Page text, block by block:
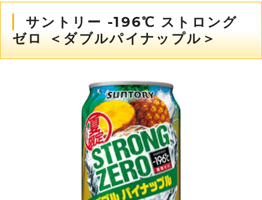
サントリー -196℃ ストロング
ゼロ ＜ダブルパイナップル＞